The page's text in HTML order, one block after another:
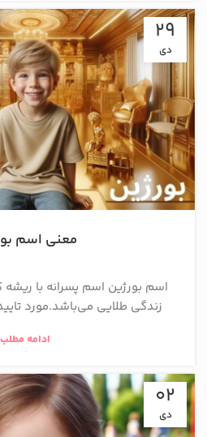
29
دی
معنی اسم
اسم بورژین اسم پسرانه با
زندگی طلایی می‌باشد.مورد
ادامه مطلب
02
دی